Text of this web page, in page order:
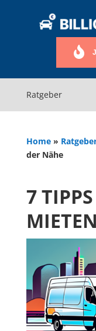
Ratgeber
Home»
der Nähe
7